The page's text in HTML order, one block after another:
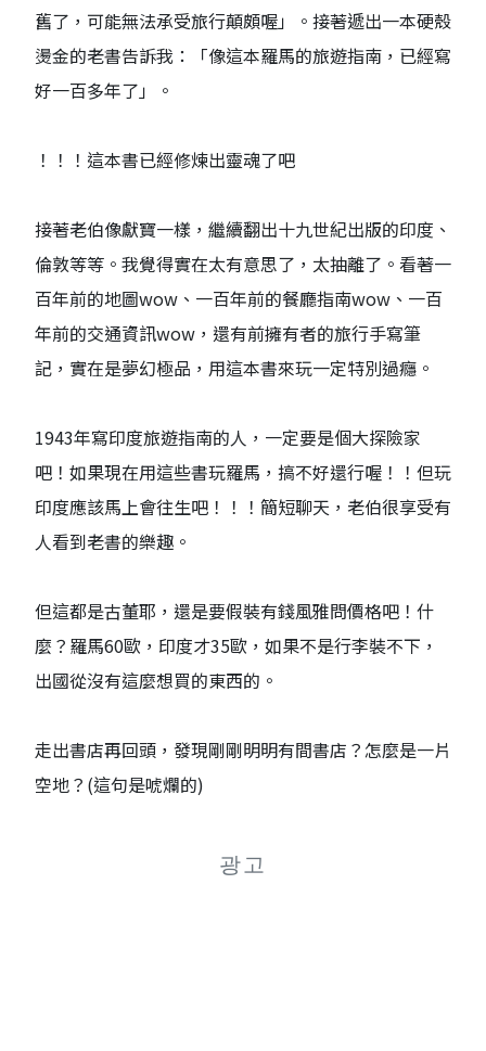
舊了，可能無法承受旅行顛頗喔」。接著遞出一本硬殼
燙金的老書告訴我：「像這本羅馬的旅遊指南，已經寫
好一百多年了」。
！！！這本書已經修煉出靈魂了吧
接著老伯像獻寶一樣，繼續翻出十九世紀出版的印度、
倫敦等等。我覺得實在太有意思了，太抽離了。看著一
百年前的地圖wow、一百年前的餐廳指南wow、一百
年前的交通資訊wow，還有前擁有者的旅行手寫筆
記，實在是夢幻極品，用這本書來玩一定特別過癮。
1943年寫印度旅遊指南的人，一定要是個大探險家
吧！如果現在用這些書玩羅馬，搞不好還行喔！！但玩
印度應該馬上會往生吧！！！簡短聊天，老伯很享受有
人看到老書的樂趣。
但這都是古董耶，還是要假裝有錢風雅問價格吧！什
麼？羅馬60歐，印度才35歐，如果不是行李裝不下，
出國從沒有這麼想買的東西的。
走出書店再回頭，發現剛剛明明有間書店？怎麼是一片
空地？(這句是唬爛的)
광고